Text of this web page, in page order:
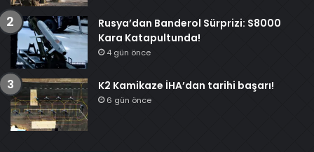
Rusya’dan Banderol Sürprizi: S8000
Kara Katapultunda!
4 gün önce
K2 Kamikaze İHA’dan tarihi başarı!
6 gün önce